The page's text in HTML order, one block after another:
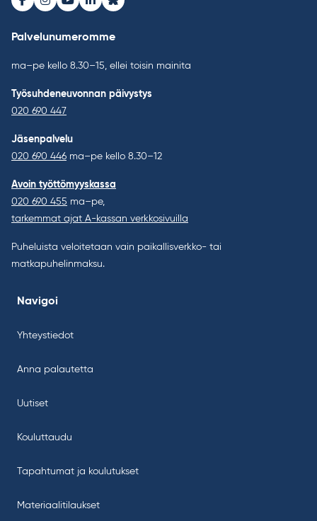
Facebook
Instagram
Youtube
LinkedInBluesky
Palvelunumeromme
ma–pe kello 8.30–15, ellei toisin mainita
Työsuhdeneuvonnan päivystys
020 690 447
Jäsenpalvelu
020 690 446 ma–pe kello 8.30–12
Avoin työttömyyskassa
020 690 455 ma–pe,
tarkemmat ajat A-kassan verkkosivuilla
Puheluista veloitetaan vain paikallisverkko- tai
matkapuhelinmaksu.
Navigoi
Yhteystiedot
Anna palautetta
Uutiset
Kouluttaudu
Tapahtumat ja koulutukset
Materiaalitilaukset